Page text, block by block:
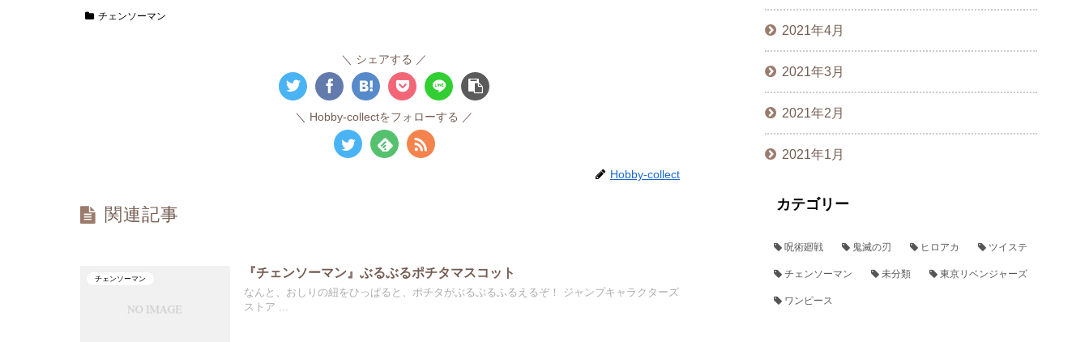
チェンソーマン
シェアする
Hobby-collectをフォローする
Hobby-collect
関連記事
チェンソーマン 『チェンソーマン』ぶるぶるポチタマスコット
なんと、おしりの紐をひっぱると、ポチタがぶるぶるふるえるぞ！ ジャンプキャラクターズ
ストア ...
2021年4月
2021年3月
2021年2月
2021年1月
カテゴリー
呪術廻戦 鬼滅の刃 ヒロアカ ツイステ
チェンソーマン 未分類 東京リベンジャーズ
ワンピース